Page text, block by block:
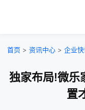
首页 > 资讯中心 > 企业快
独家布局!微乐
置